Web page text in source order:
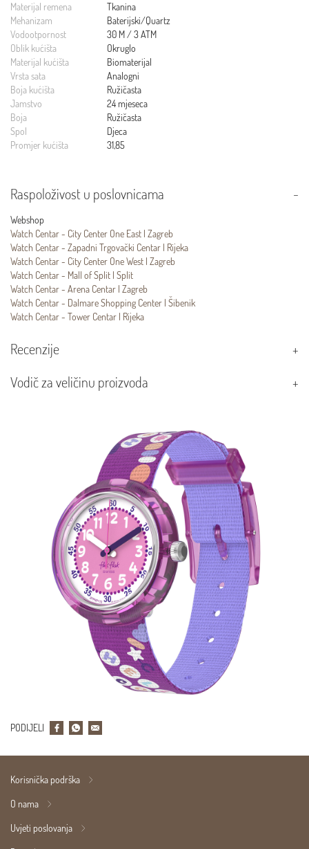
Materijal remena
Tkanina
Mehanizam
Baterijski/Quartz
Vodootpornost
30 M / 3 ATM
Oblik kućišta
Okruglo
Materijal kućišta
Biomaterijal
Vrsta sata
Analogni
Boja kućišta
Ružičasta
Jamstvo
24 mjeseca
Boja
Ružičasta
Spol
Djeca
Promjer kućišta
31,85
Raspoloživost u poslovnicama
Webshop
Watch Centar - City Center One East | Zagreb
Watch Centar - Zapadni Trgovački Centar | Rijeka
Watch Centar - City Center One West | Zagreb
Watch Centar - Mall of Split | Split
Watch Centar - Arena Centar | Zagreb
Watch Centar - Dalmare Shopping Center | Šibenik
Watch Centar - Tower Centar | Rijeka
Recenzije
Vodič za veličinu proizvoda
PODIJELI
Korisnička podrška
O nama
Uvjeti poslovanja